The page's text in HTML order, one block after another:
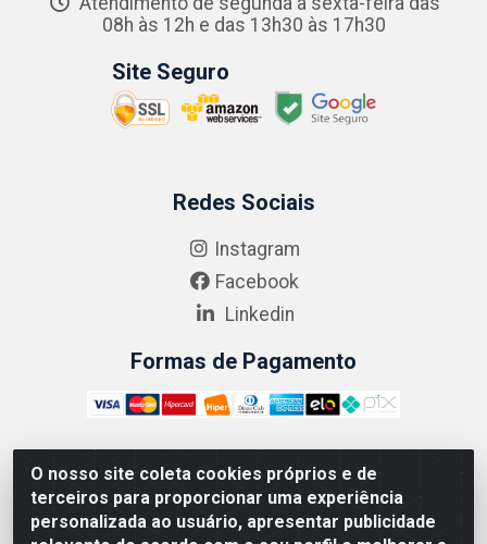
O nosso site coleta cookies próprios e de
terceiros para proporcionar uma experiência
personalizada ao usuário, apresentar publicidade
08h às 12h e das 13h30 às 17h30
Site Seguro
Redes Sociais
Instagram
Facebook
Linkedin
Formas de Pagamento
ABRASEG COMÉRCIO ATACADISTA LTDA - CNPJ:
10.894.768/0001-00 - Avenida Lobo Júnior, 1045 -
Penha Circular - Rio de Janeiro - RJ - CEP 21020-124